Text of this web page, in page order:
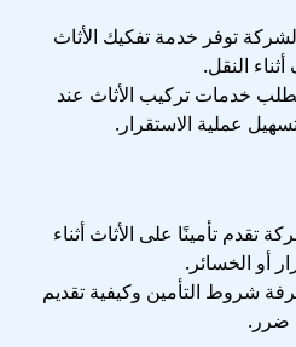
توفر خدمة تفكيك الأثاث
النقل.
خدمات تركيب الأثاث عند
عملية الاستقرار.
تقدم تأمينًا على الأثاث أثناء
أو الخسائر.
شروط التأمين وكيفية تقديم
ضرر.